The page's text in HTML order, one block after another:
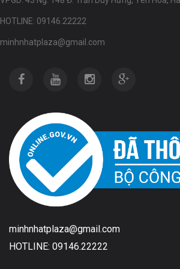
HOTLINE: 09146.22222
minhnhatplaza@gmail.com
minhnhatplaza@gmail.com
HOTLINE: 09146.22222